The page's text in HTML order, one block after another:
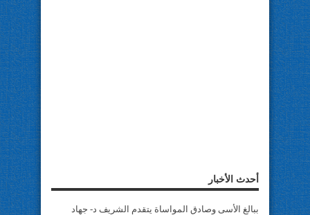
أحدث الأخبار
ببالغ الأسى وصادق المواساة يتقدم الشريف د- جهاد